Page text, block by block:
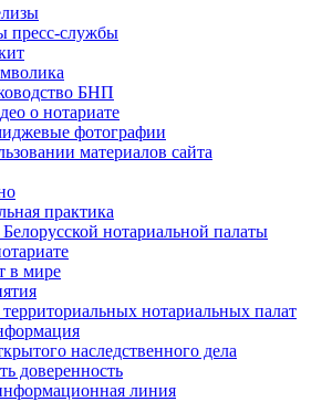
пресс-службы
БНП
о нотариате
фотографии
материалов сайта
практика
нотариальной палаты
в мире
нотариальных палат
наследственного дела
доверенность
линия